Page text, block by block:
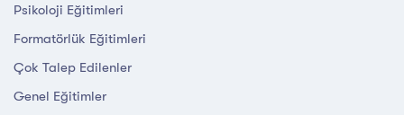
Psikoloji Eğitimleri
Formatörlük Eğitimleri
Çok Talep Edilenler
Genel Eğitimler